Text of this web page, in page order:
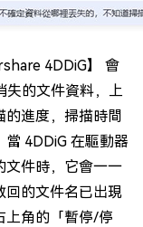
4DDiG】 會
失的文件資料，上
進度，掃描時間
4DDiG 在驅動器
文件時，它會一一
回的文件名已出現
上角的「暫停/停